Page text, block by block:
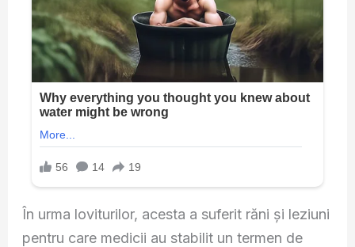
În urma loviturilor, acesta a suferit răni și leziuni
pentru care medicii au stabilit un termen de